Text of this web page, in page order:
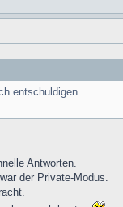
entschuldigen
Antworten.
der Private-Modus.